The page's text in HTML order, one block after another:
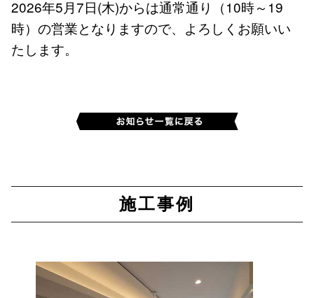
2026年5月7日(木)からは通常通り（10時～19
時）の営業となりますので、よろしくお願いい
たします。
施工事例